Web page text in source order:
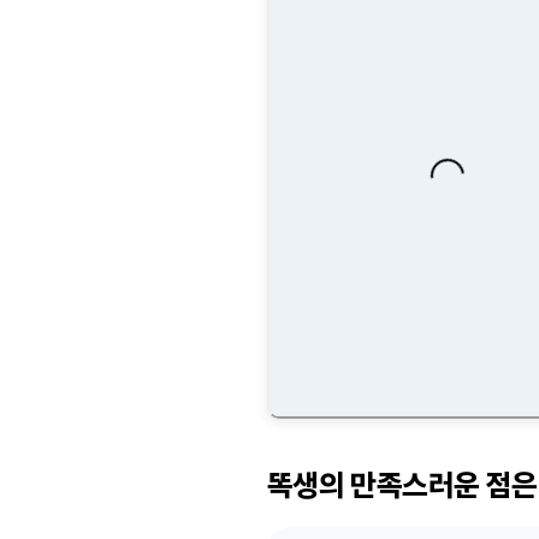
Loading...
똑생의 만족스러운 점